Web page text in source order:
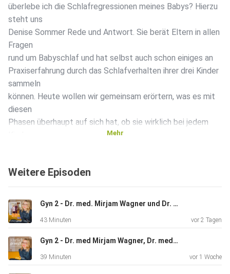
überlebe ich die Schlafregressionen meines Babys? Hierzu
steht uns
Denise Sommer Rede und Antwort. Sie berät Eltern in allen
Fragen
rund um Babyschlaf und hat selbst auch schon einiges an
Praxiserfahrung durch das Schlafverhalten ihrer drei Kinder
sammeln
können. Heute wollen wir gemeinsam erörtern, was es mit
diesen
Phasen überhaupt auf sich hat, ob sie wirklich bei jedem
Denise und ihrer Arbeit erfahrt ihr hier:
dem
Mama-Kosmos auf der Seele, das wir im Podcast
besprechen sollen?
Dann nix wie her mit eurer Frage! Schickt Christina einfach
eine
Mehr
Weitere Episoden
Gyn 2 - Dr. med. Mirjam Wagner und Dr. med. Rebekka Westphal - Wenn der Bauch Alarm schlägt – Endometriose & Myome
43 Minuten vor 2 Tagen
Gyn 2 - Dr. med Mirjam Wagner, Dr. med Rebekka Westphal - Beckenboden, das Kraftzentrum?
39 Minuten vor 1 Woche